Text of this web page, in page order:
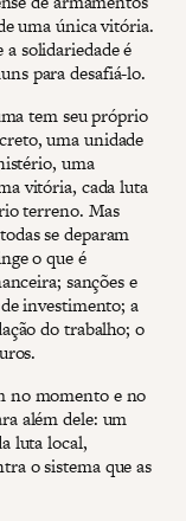
uma única vitória.
solidariedade é
para desafiá-lo.
tem seu próprio
uma unidade
uma
vitória, cada luta
terreno. Mas
se deparam
o que é
sanções e
investimento; a
do trabalho; o
no momento e no
além dele: um
luta local,
o sistema que as